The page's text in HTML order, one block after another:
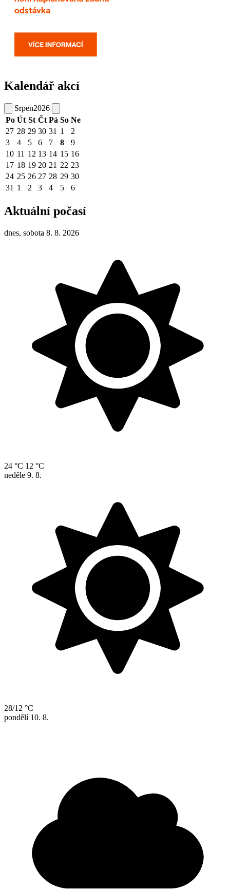
Kalendář akcí
Srpen2026
Po Út St Čt Pá So Ne
27 28 29 30 31 1
2
3
4 5 6 7 8
9
10 11 12 13 14 15 16
17 18 19 20 21 22 23
24 25 26 27 28 29 30
31 1 2 3 4 5 6
Aktuální počasí
dnes, sobota 8. 8. 2026
24 °C 12 °C
neděle 9. 8.
28/12 °C
pondělí 10. 8.